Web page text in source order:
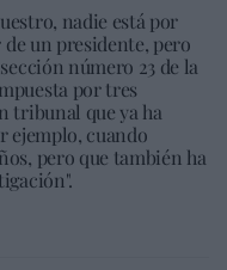
nadie está por
un presidente, pero
número 23 de la
por tres
tribunal que ya ha
ejemplo, cuando
pero que también ha